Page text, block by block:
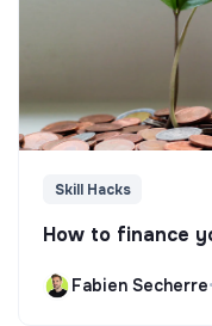
Skill Hacks
How to finance
Fabien Secherre•